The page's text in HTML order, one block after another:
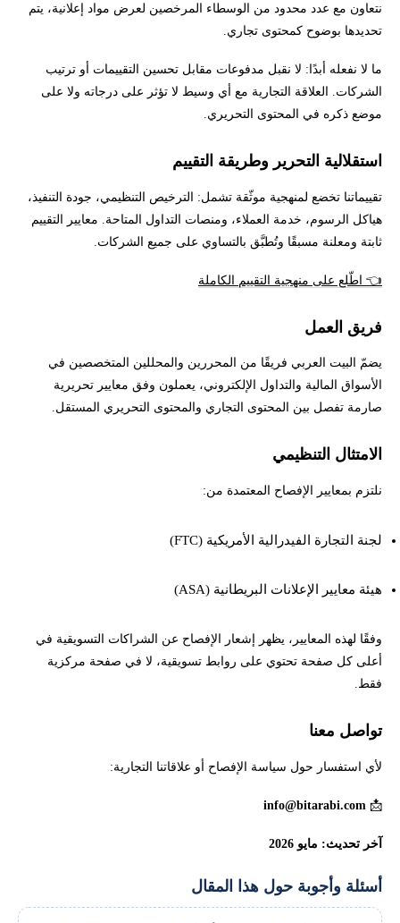
نتعاون مع عدد محدود من الوسطاء المرخصين لعرض مواد إعلانية، يتم
تحديدها بوضوح كمحتوى تجاري.
ما لا نفعله أبدًا: لا نقبل مدفوعات مقابل تحسين التقييمات أو ترتيب
الشركات. العلاقة التجارية مع أي وسيط لا تؤثر على درجاته ولا على
موضع ذكره في المحتوى التحريري.
استقلالية التحرير وطريقة التقييم
تقييماتنا تخضع لمنهجية موثّقة تشمل: الترخيص التنظيمي، جودة التنفيذ،
هياكل الرسوم، خدمة العملاء، ومنصات التداول المتاحة. معايير التقييم
ثابتة ومعلنة مسبقًا وتُطبَّق بالتساوي على جميع الشركات.
👈 اطّلع على منهجية التقييم الكاملة
فريق العمل
يضمّ البيت العربي فريقًا من المحررين والمحللين المتخصصين في
الأسواق المالية والتداول الإلكتروني، يعملون وفق معايير تحريرية
صارمة تفصل بين المحتوى التجاري والمحتوى التحريري المستقل.
الامتثال التنظيمي
نلتزم بمعايير الإفصاح المعتمدة من:
لجنة التجارة الفيدرالية الأمريكية (FTC)
هيئة معايير الإعلانات البريطانية (ASA)
وفقًا لهذه المعايير، يظهر إشعار الإفصاح عن الشراكات التسويقية في
أعلى كل صفحة تحتوي على روابط تسويقية، لا في صفحة مركزية
فقط.
تواصل معنا
لأي استفسار حول سياسة الإفصاح أو علاقاتنا التجارية:
📩
info@bitarabi.com
آخر تحديث: مايو 2026
أسئلة وأجوبة حول هذا المقال